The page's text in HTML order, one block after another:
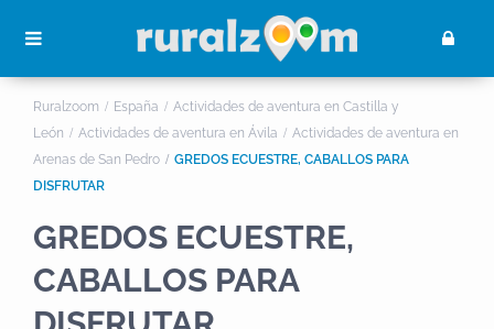
Ruralzoom España
Actividades de aventura en Castilla y
León
Actividades de aventura en Ávila
Actividades de aventura en
Arenas de San Pedro
GREDOS ECUESTRE, CABALLOS PARA
DISFRUTAR
GREDOS ECUESTRE,
CABALLOS PARA